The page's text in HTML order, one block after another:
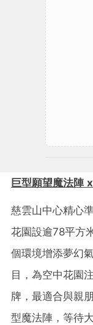
巨型願望魔法陣 x
慈雲山中心精心
花園設逾78平方
個環境增添夢幻
目，為空中花園
牌，最適合與親
型魔法陣，等待